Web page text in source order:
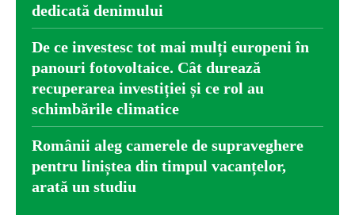
dedicată denimului
De ce investesc tot mai mulți europeni în
panouri fotovoltaice. Cât durează
recuperarea investiției și ce rol au
schimbările climatice
Românii aleg camerele de supraveghere
pentru liniștea din timpul vacanțelor,
arată un studiu